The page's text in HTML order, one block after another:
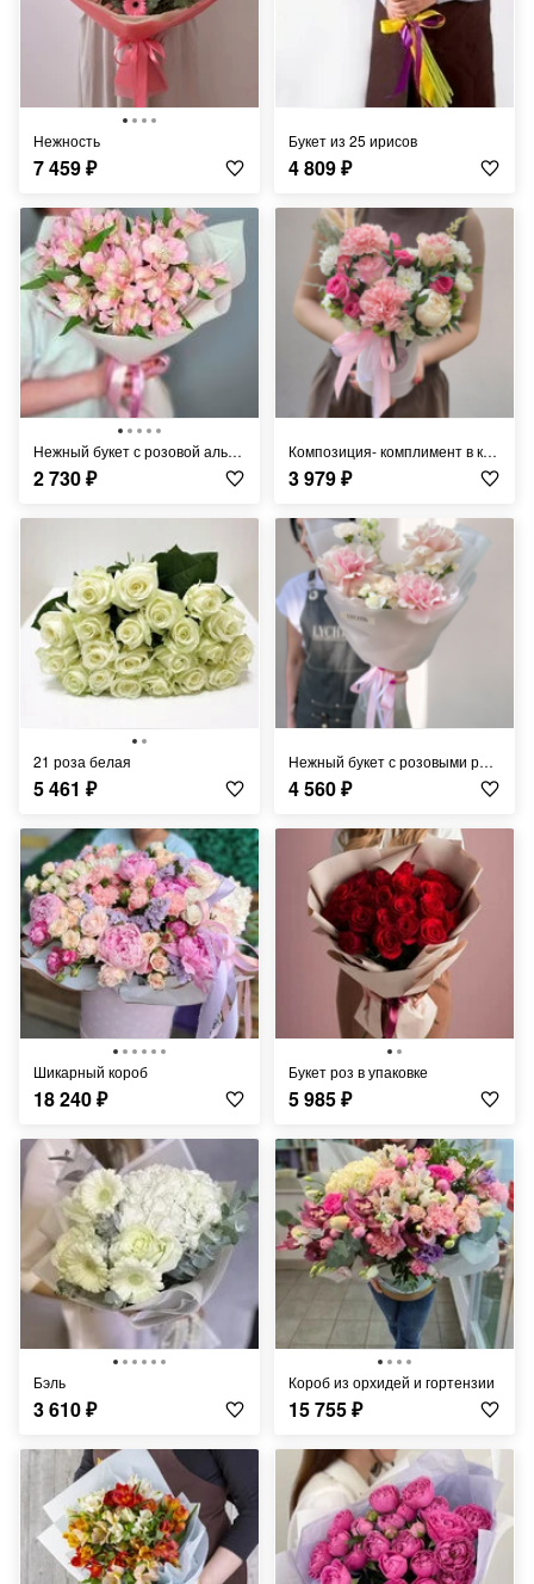
Нежность
7 459₽
Букет из 25 ирисов
4 809₽
Нежный букет с розовой альстромерией
2 730₽
Композиция- комплимент в коробочке
3 979₽
21 роза белая
5 461 ₽
Нежный букет с розовыми розами
4 560₽
Шикарный короб
18 240₽
Букет роз в упаковке
5 985₽
Бэль
3 610₽
короб из орхидей и гортензии
15 755₽